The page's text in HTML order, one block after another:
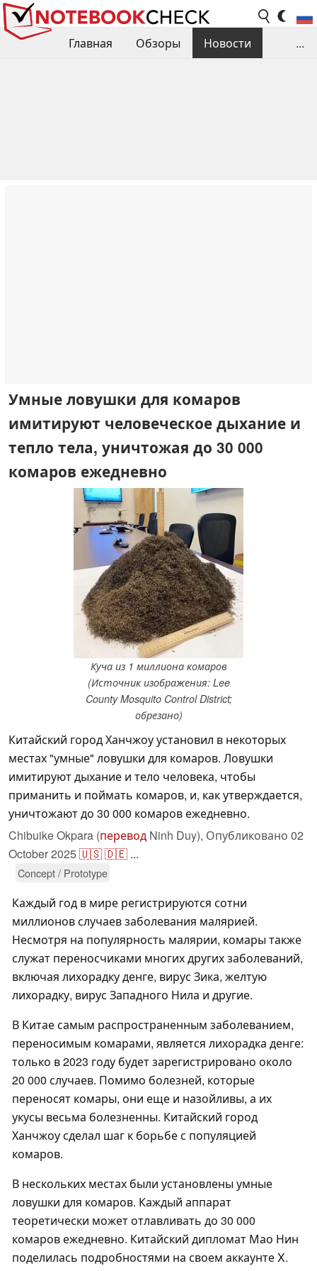
Главная Обзоры
Новости
...
Умные ловушки для комаров
имитируют человеческое дыхание и
тепло тела, уничтожая до 30 000
комаров ежедневно
Куча из 1 миллиона комаров
(Источник изображения: Lee
County Mosquito Control District;
обрезано)
Китайский город Ханчжоу установил в некоторых
местах "умные" ловушки для комаров. Ловушки
имитируют дыхание и тело человека, чтобы
приманить и поймать комаров, и, как утверждается,
уничтожают до 30 000 комаров ежедневно.
Chibuike Okpara (перевод Ninh Duy), Опубликовано 02
October 2025🇺🇸🇩🇪 ...
Concept / Prototype
Каждый год в мире регистрируются сотни
миллионов случаев заболевания малярией.
Несмотря на популярность малярии, комары также
служат переносчиками многих других заболеваний,
включая лихорадку денге, вирус Зика, желтую
лихорадку, вирус Западного Нила и другие.
В Китае самым распространенным заболеванием,
переносимым комарами, является лихорадка денге:
только в 2023 году будет зарегистрировано около
20 000 случаев. Помимо болезней, которые
переносят комары, они еще и назойливы, а их
укусы весьма болезненны. Китайский город
Ханчжоу сделал шаг к борьбе с популяцией
комаров.
В нескольких местах были установлены умные
ловушки для комаров. Каждый аппарат
теоретически может отлавливать до 30 000
комаров ежедневно. Китайский дипломат Мао Нин
поделилась подробностями на своем аккаунте X.